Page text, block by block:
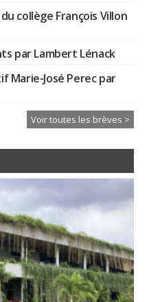
collège François Villon
par Lambert Lénack
Marie-José Perec par
Voir toutes les brèves >